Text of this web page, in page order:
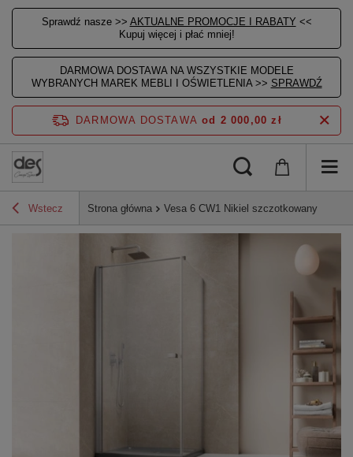
Sprawdź nasze >> AKTUALNE PROMOCJE I RABATY <<
Kupuj więcej i płać mniej!
DARMOWA DOSTAWA NA WSZYSTKIE MODELE
WYBRANYCH MAREK MEBLI I OŚWIETLENIA >> SPRAWDŹ
DARMOWA DOSTAWA od 2 000,00 zł
Wstecz Strona główna Vesa 6 CW1 Nikiel szczotkowany